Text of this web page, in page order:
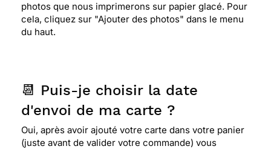
photos que nous imprimerons sur papier glacé. Pour
cela, cliquez sur "Ajouter des photos" dans le menu
du haut.
📆 Puis-je choisir la date
d'envoi de ma carte ?
Oui, après avoir ajouté votre carte dans votre panier
(juste avant de valider votre commande) vous